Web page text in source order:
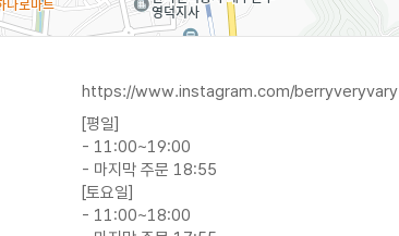
https://www.instagram.com/berryveryvary
[평일]
- 11:00~19:00
- 마지막 주문 18:55
[토요일]
- 11:00~18:00